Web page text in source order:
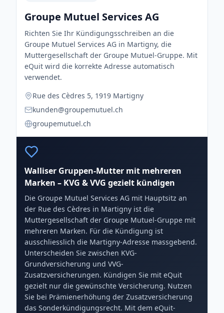
Groupe Mutuel Services AG
Richten Sie Ihr Kündigungsschreiben an die
Groupe Mutuel Services AG in Martigny, die
Muttergesellschaft der Groupe Mutuel-Gruppe. Mit
eQuit wird die korrekte Adresse automatisch
verwendet.
Rue des Cèdres 5, 1919 Martigny
kunden@groupemutuel.ch
groupemutuel.ch
Walliser Gruppen-Mutter mit mehreren
Marken – KVG & VVG gezielt kündigen
Die Groupe Mutuel Services AG mit Hauptsitz an
der Rue des Cèdres in Martigny ist die
Muttergesellschaft der Groupe Mutuel-Gruppe mit
mehreren Marken. Für die Kündigung ist
ausschliesslich die Martigny-Adresse massgebend.
Unterscheiden Sie zwischen KVG-
Grundversicherung und VVG-
Zusatzversicherungen. Kündigen Sie mit eQuit
gezielt nur die gewünschte Versicherung. Nutzen
Sie bei Prämienerhöhung der Zusatzversicherung
das Sonderkündigungsrecht. Mit dem eQuit-